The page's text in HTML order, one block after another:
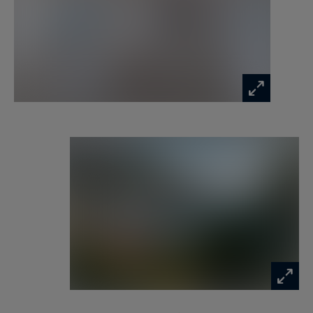
standing, propose des prestations rares incluant